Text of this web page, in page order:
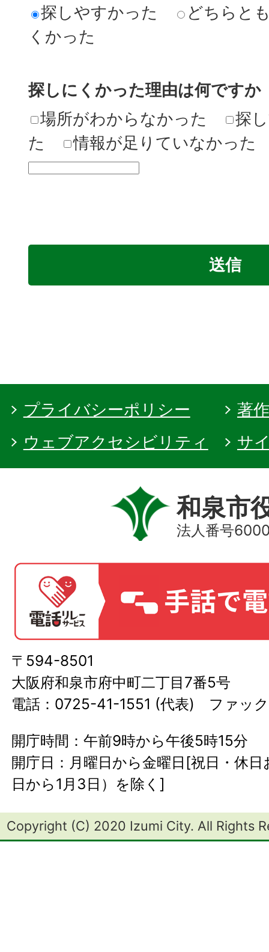
探しやすかった
どちらと
くかった
探しにくかった理由は何ですか
場所がわからなかった
探
た
情報が足りていなかった
プライバシーポリシー
著
ウェブアクセシビリティ
サ
和泉市
法人番号
〒594-8501
大阪府和泉市府中町二丁目7番5号
電話：0725-41-1551 (代表) ファッ
開庁時間：午前9時から午後5時15分
開庁日：月曜日から金曜日[祝日・休
日から1月3日）を除く]
Copyright (C) 2020 Izumi City. All Rights